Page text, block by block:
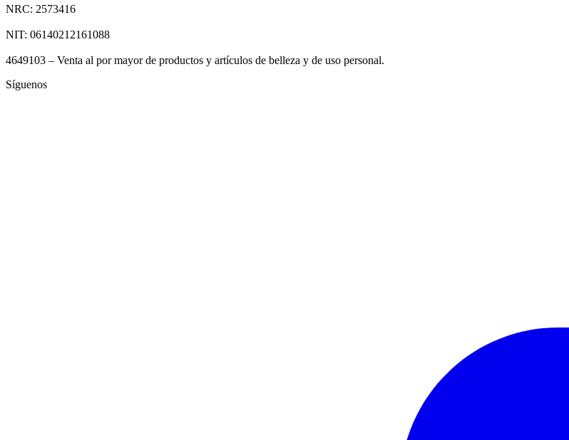
NRC: 2573416
NIT: 06140212161088
4649103 – Venta al por mayor de productos y artículos de belleza y de uso personal.
Síguenos